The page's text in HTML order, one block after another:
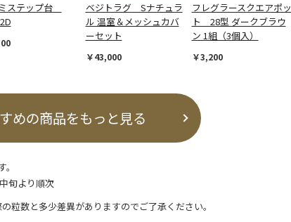
ステップ台
ベジトラグ Sナチュラ
ル 温室＆メッシュカバ
ーセット
￥43,000
フレグラースクエアポッ
ト 28型 ダークブラウ
ン 1組（3個入）
￥3,200
めの商品をもっと見る
旬より順次
粒数と多少差異がありますのでご了承ください。